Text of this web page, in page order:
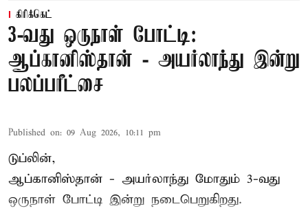
கிரிக்கெட்
3-வது ஒருநாள் போட்டி:
ஆப்கானிஸ்தான் - அயர்லாந்து இன்று
பலப்பரீட்சை
Published on: 09 Aug 2026, 10:11 pm
டுப்லின்,
ஆப்கானிஸ்தான் - அயர்லாந்து மோதும் 3-வது
ஒருநாள் போட்டி இன்று நடைபெறுகிறது.